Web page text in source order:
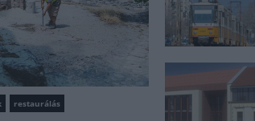
restaurálás